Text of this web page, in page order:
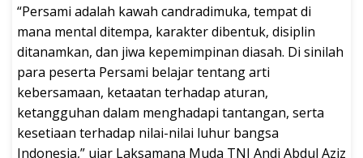
“Persami adalah kawah candradimuka, tempat di
mana mental ditempa, karakter dibentuk, disiplin
ditanamkan, dan jiwa kepemimpinan diasah. Di sinilah
para peserta Persami belajar tentang arti
kebersamaan, ketaatan terhadap aturan,
ketangguhan dalam menghadapi tantangan, serta
kesetiaan terhadap nilai-nilai luhur bangsa
Indonesia,” ujar Laksamana Muda TNI Andi Abdul Aziz